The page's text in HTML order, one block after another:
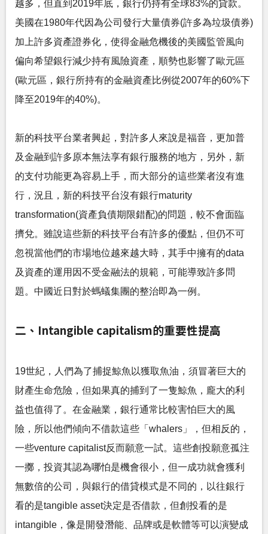
越多，但直到2019年底，銀行仍持有全球83%的貸款。
美國在1980年代因為公司發行大量債券(許多為垃圾債券)
加上許多資產證券化，使得金融危機後的美國監管風向
偏向希望銀行減少持有風險資產，順勢也影響了歐元區
(歐元區，銀行所持有的金融資產比例從2007年的60%下
降至2019年的40%)。
新的科技平台業者興起，對許多人來說是福音，更加普
及金融到許多原本無法享有銀行服務的地方，另外，新
的支付功能更為容易上手，而大部分的這些業者沒有進
行，況且，新的科技平台沒有銀行maturity
transformation(資產負債期限錯配)的問題，較不會面臨
擠兌。雖說這些新的科技平台有許多的優點，但仍不可
忽視當他們的市場地位越來越大時，其手中擁有的data
及資產的運用因不受金融法的規範，可能導致許多問
題。中國近日對於螞蟻集團的整治即為一例。
二、Intangible capitalism的重要性提高
19世紀，人們為了捕捉鯨魚以獲取魚油，須冒著巨大的
財產生命危險，但如果真的捕到了一隻鯨魚，龐大的利
益也值得了。在金融業，銀行通常比較害怕巨大的風
險，所以他們傾向不借款這些「whalers」，但相反的，
一些venture capitalist反而願意一試。這些創投願意孤注
一擲，投資其認為哪怕是機會很小，但一成功就會獲利
無數倍的公司，與銀行的借貸模式是不同的，以往銀行
看的是tangible asset決定是否借款，但創投看的是
intangible，像是開發潛能、品牌或是軟體等可以演變成